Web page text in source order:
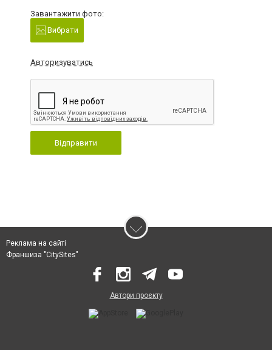
Завантажити фото:
Вибрати
Авторизуватись
Відправити
Реклама на сайті
Франшиза "CitySites"
Автори проєкту